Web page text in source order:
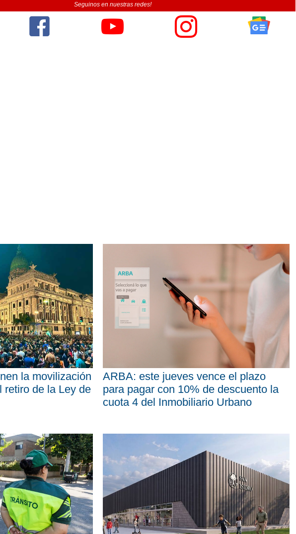
Seguinos en nuestras redes!
la movilización
retiro de la Ley de
ARBA: este jueves vence el plazo
para pagar con 10% de descuento la
cuota 4 del Inmobiliario Urbano